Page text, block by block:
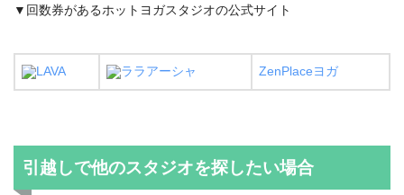
▼回数券があるホットヨガスタジオの公式サイト
LAVA ララアーシャ ZenPlaceヨガ
引越しで他のスタジオを探したい場合